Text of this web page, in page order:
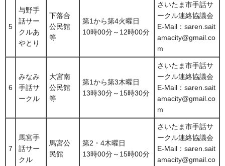
5
与野手
話サー
クルあ
やとり
下落合
公民館
等
第1から第4火曜日
10時00分～12時00分
さいたま市手話サ
ークル連絡協議会
E-Mail：saren.sait
amacity@gmail.co
m
6
みなみ
手話サ
ークル
大宮南
公民館
等
第1から第3木曜日
13時30分～15時30分
さいたま市手話サ
ークル連絡協議会
E-Mail：saren.sait
amacity@gmail.co
m
7
馬宮手
話サー
クル
馬宮公
民館
第2・4木曜日
13時00分～15時00分
さいたま市手話サ
ークル連絡協議会
E-Mail：saren.sait
amacity@gmail.co